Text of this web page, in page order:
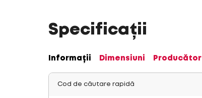
Specificații
Informații Dimensiuni Producător
Cod de căutare rapidă